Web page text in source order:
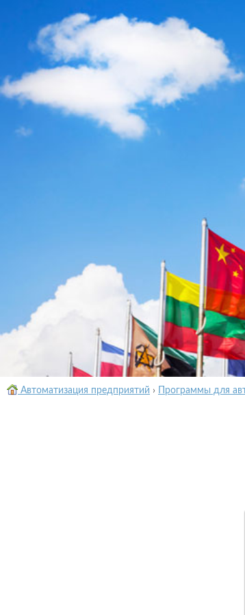
Автоматизация предприятий › Программы для